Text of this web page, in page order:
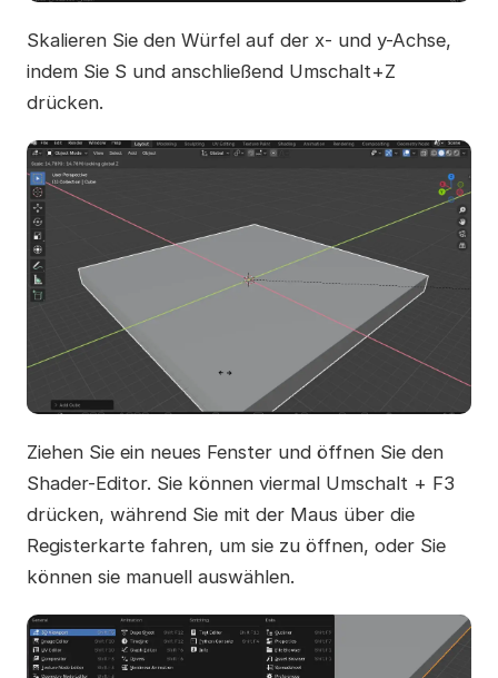
Skalieren Sie den Würfel auf der x- und y-Achse,
indem Sie S und anschließend Umschalt+Z
drücken.
Ziehen Sie ein neues Fenster und öffnen Sie den
Shader-Editor. Sie können viermal Umschalt + F3
drücken, während Sie mit der Maus über die
Registerkarte fahren, um sie zu öffnen, oder Sie
können sie manuell auswählen.